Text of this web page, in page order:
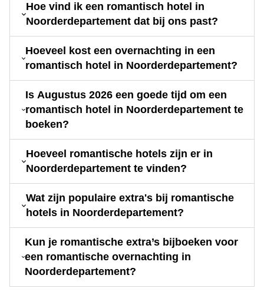
Hoe vind ik een romantisch hotel in
Noorderdepartement dat bij ons past?
Hoeveel kost een overnachting in een
romantisch hotel in Noorderdepartement?
Is Augustus 2026 een goede tijd om een
romantisch hotel in Noorderdepartement te
boeken?
Hoeveel romantische hotels zijn er in
Noorderdepartement te vinden?
Wat zijn populaire extra's bij romantische
hotels in Noorderdepartement?
Kun je romantische extra’s bijboeken voor
een romantische overnachting in
Noorderdepartement?